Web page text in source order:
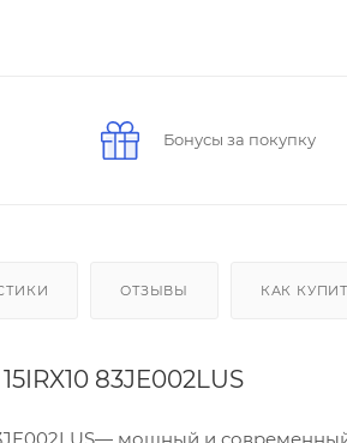
Бонусы за покупку
ОТЗЫВЫ КАК
83JE002LUS